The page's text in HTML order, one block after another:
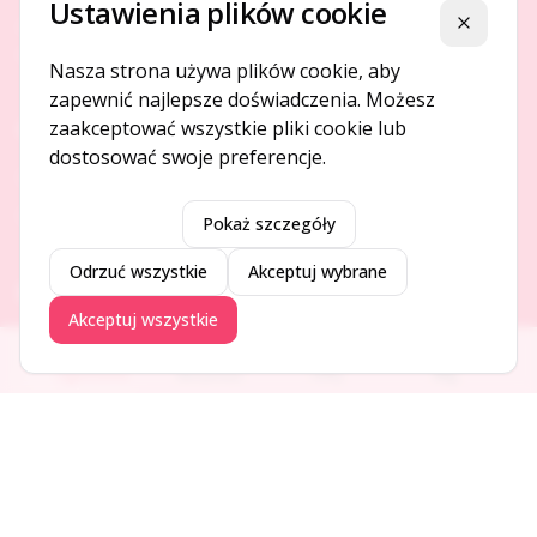
Platforma ogłoszeń i firm, która łączy ludzi i rozwija biznes
O NAS
DODAJ I PROMUJ
Dodaj ogłoszenie
Dodaj firmę
Ogłoszenia Aktualności Firmy Blog
Ustawienia plików cookie Zamknij
Nasza strona używa plików cookie, aby
zapewnić najlepsze doświadczenia. Możesz
zaakceptować wszystkie pliki cookie lub
dostosować swoje preferencje.
Pokaż szczegóły
Odrzuć wszystkie Akceptuj wybrane
Akceptuj wszystkie